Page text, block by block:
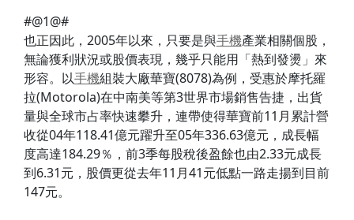
#@1@#
也正因此，2005年以來，只要是與手機產業相關個股，
無論獲利狀況或股價表現，幾乎只能用「熱到發燙」來
形容。以手機組裝大廠華寶(8078)為例，受惠於摩托羅
拉(Motorola)在中南美等第3世界市場銷售告捷，出貨
量與全球市占率快速攀升，連帶使得華寶前11月累計營
收從04年118.41億元躍升至05年336.63億元，成長幅
度高達184.29％，前3季每股稅後盈餘也由2.33元成長
到6.31元，股價更從去年11月41元低點一路走揚到目前
147元。